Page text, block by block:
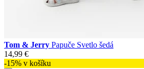
Tom & Jerry Papuče Svetlo šedá
14,99 €
-15% v košíku